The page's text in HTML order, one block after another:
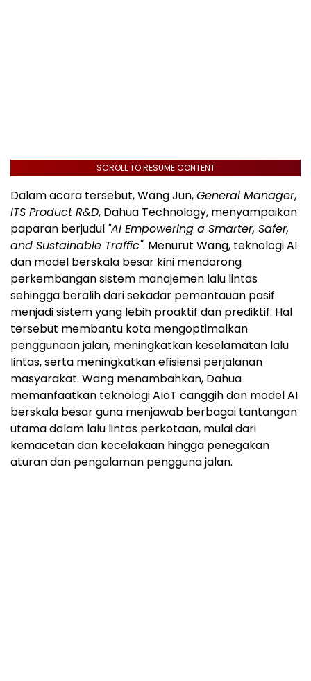
SCROLL TO RESUME CONTENT
Dalam acara tersebut, Wang Jun,General Manager,
ITS Product R&D, Dahua Technology, menyampaikan
paparan berjudul "AI Empowering a Smarter, Safer,
and Sustainable Traffic". Menurut Wang, teknologi AI
dan model berskala besar kini mendorong
perkembangan sistem manajemen lalu lintas
sehingga beralih dari sekadar pemantauan pasif
menjadi sistem yang lebih proaktif dan prediktif. Hal
tersebut membantu kota mengoptimalkan
penggunaan jalan, meningkatkan keselamatan lalu
lintas, serta meningkatkan efisiensi perjalanan
masyarakat. Wang menambahkan, Dahua
memanfaatkan teknologi AIoT canggih dan model AI
berskala besar guna menjawab berbagai tantangan
utama dalam lalu lintas perkotaan, mulai dari
kemacetan dan kecelakaan hingga penegakan
aturan dan pengalaman pengguna jalan.